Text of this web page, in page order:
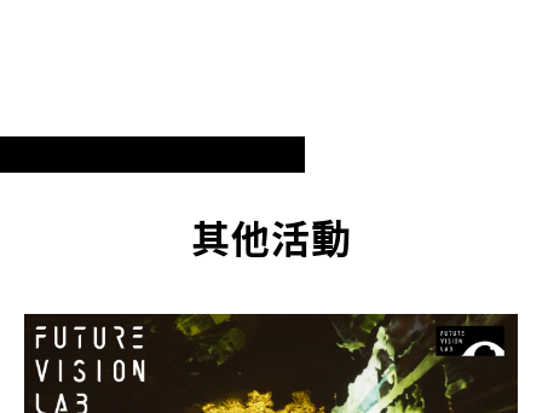
其他活動